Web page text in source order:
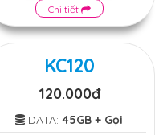
Chi tiết
KC120
120.000đ
DATA: 45GB + Gọi